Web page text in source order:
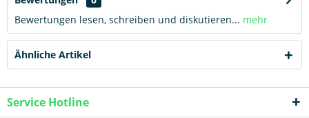
Bewertungen lesen, schreiben und diskutieren... mehr
Ähnliche Artikel
Service Hotline